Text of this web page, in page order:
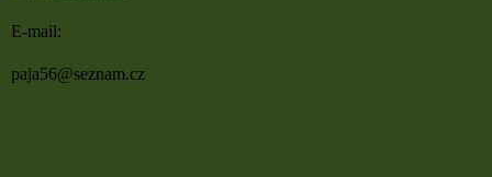
E-mail:
paja56@seznam.cz